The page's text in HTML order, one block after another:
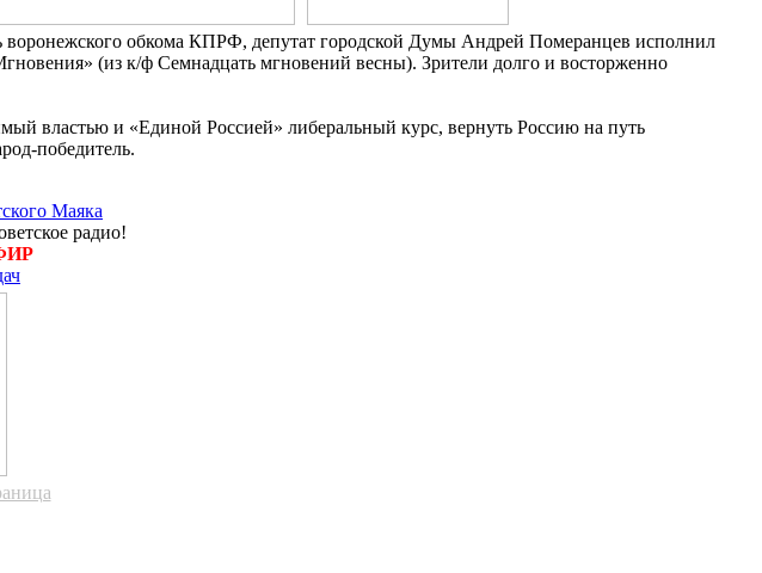
воронежского обкома КПРФ, депутат городской Думы Андрей Померанцев исполнил
(из к/ф Семнадцать мгновений весны). Зрители долго и восторженно
властью и «Единой Россией» либеральный курс, вернуть Россию на путь
победитель.
радио!